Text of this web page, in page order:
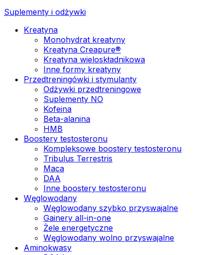
Suplementy i odżywki
Kreatyna
Monohydrat kreatyny
Kreatyna Creapure®
Kreatyna wieloskładnikowa
Inne formy kreatyny
Przedtreningówki i stymulanty
Odżywki przedtreningowe
Suplementy NO
Kofeina
Beta-alanina
HMB
Boostery testosteronu
Kompleksowe boostery testosteronu
Tribulus Terrestris
Maca
DAA
Inne boostery testosteronu
Węglowodany
Węglowodany szybko przyswajalne
Gainery all-in-one
Żele energetyczne
Węglowodany wolno przyswajalne
Aminokwasy